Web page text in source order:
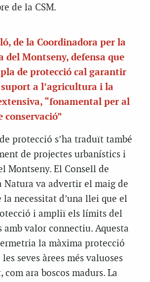
de la CSM.
de la Coordinadora per la
del Montseny, defensa que
de protecció cal garantir
suport a l’agricultura i la
“fonamental per al
conservació”
protecció s’ha traduït també
de projectes urbanístics i
Montseny. El Consell de
Natura va advertir el maig de
la necessitat d’una llei que el
i ampliï els límits del
amb valor connectiu. Aquesta
la màxima protecció
seves àrees més valuoses
ara boscos madurs. La